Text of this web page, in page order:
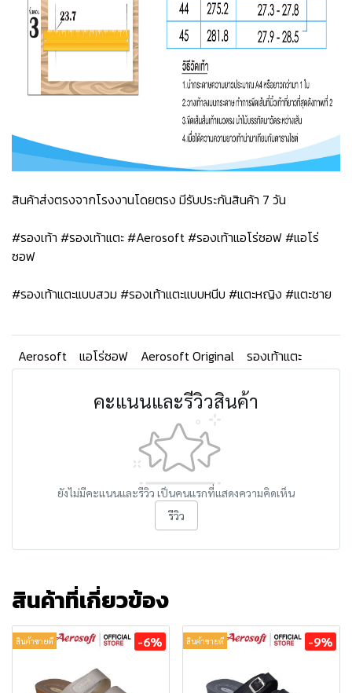
สินค้าส่งตรงจากโรงงานโดยตรง มีรับประกันสินค้า 7 วัน
#รองเท้า #รองเท้าแตะ #Aerosoft #รองเท้าแอโร่ซอฟ #แอโร่
ซอฟ
#รองเท้าแตะแบบสวม #รองเท้าแตะแบบหนีบ #แตะหญิง #แตะชาย
Aerosoft แอโร่ซอฟ Aerosoft Original รองเท้าแตะ
คะแนนและรีวิวสินค้า
ยังไม่มีคะแนนและรีวิว เป็นคนแรกที่แสดงความคิดเห็น
รีวิว
สินค้าที่เกี่ยวข้อง
สินค้าขายดี -6% สินค้าขายดี -9%